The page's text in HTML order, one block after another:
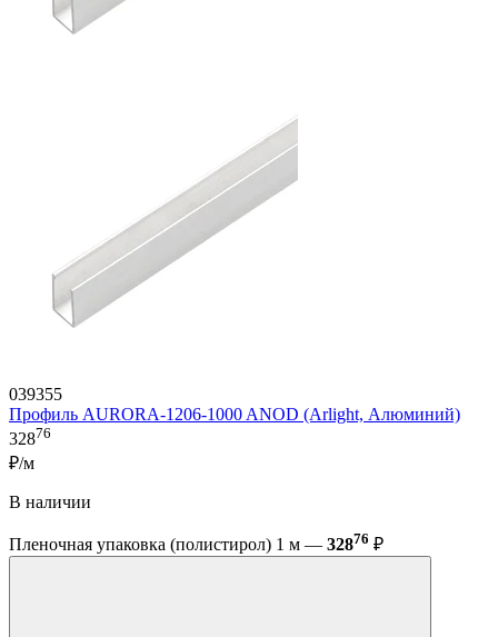
039355
Профиль AURORA-1206-1000 ANOD (Arlight, Алюминий)
32876
₽/м
В наличии
Пленочная упаковка (полистирол) 1 м — 32876 ₽